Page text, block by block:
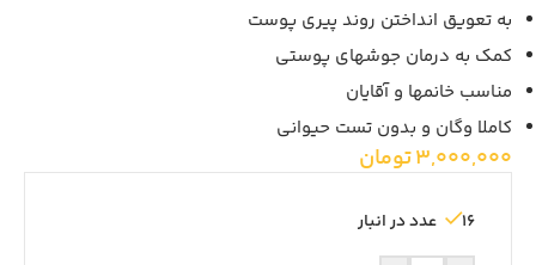
به تعویق انداختن روند پیری پوست
کمک به درمان جوش­های پوستی
مناسب خانم­ها و آقایان
کاملا وگان و بدون تست حیوانی
3,000,000تومان
16 عدد در انبار